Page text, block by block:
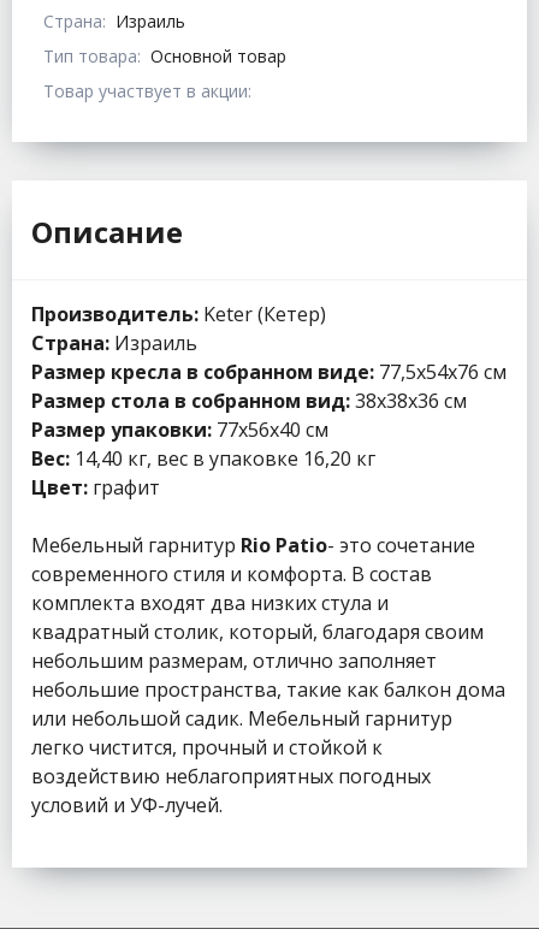
Страна: Израиль
Тип товара: Основной товар
Товар участвует в акции:
Описание
Производитель: Keter (Кетер)
Страна: Израиль
Размер кресла в собранном виде: 77,5x54x76 см
Размер стола в собранном вид:38x38x36 см
Размер упаковки: 77x56x40 см
Вес: 14,40 кг, вес в упаковке 16,20 кг
Цвет: графит
Мебельный гарнитур Rio Patio- это сочетание
современного стиля и комфорта. В состав
комплекта входят два низких стула и
квадратный столик, который, благодаря своим
небольшим размерам, отлично заполняет
небольшие пространства, такие как балкон дома
или небольшой садик. Мебельный гарнитур
легко чистится, прочный и стойкой к
воздействию неблагоприятных погодных
условий и УФ-лучей.